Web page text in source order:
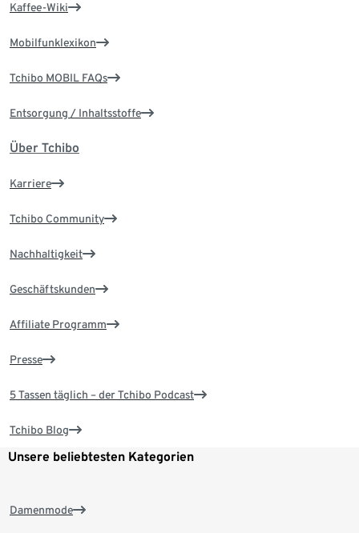
Kaffee-Wiki
Mobilfunklexikon
Tchibo MOBIL FAQs
Entsorgung / Inhaltsstoffe
Über Tchibo
Karriere
Tchibo Community
Nachhaltigkeit
Geschäftskunden
Affiliate Programm
Presse
5 Tassen täglich – der Tchibo Podcast
Tchibo Blog
Unsere beliebtesten Kategorien
Damenmode